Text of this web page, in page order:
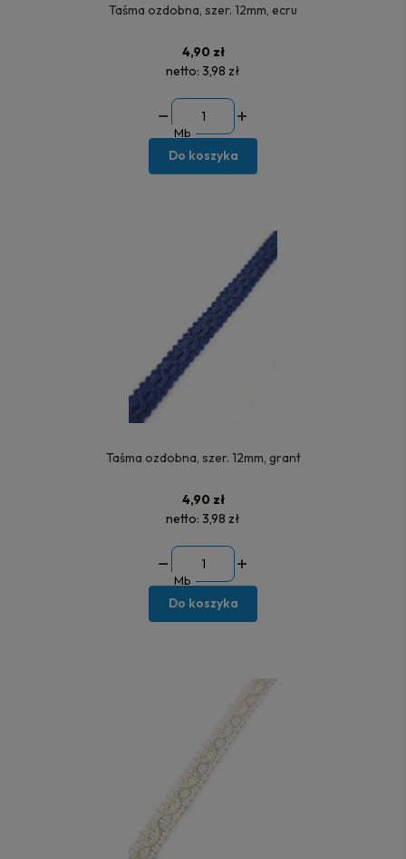
Taśma ozdobna, szer. 12mm, ecru
4,90 zł
netto: 3,98 zł
Mb
Do koszyka
Taśma ozdobna, szer. 12mm, grant
4,90 zł
netto: 3,98 zł
Mb
Do koszyka